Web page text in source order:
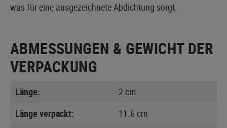
was für eine ausgezeichnete Abdichtung sorgt.
ABMESSUNGEN & GEWICHT DER
VERPACKUNG
Länge:
2 cm
Länge verpackt:
11.6 cm